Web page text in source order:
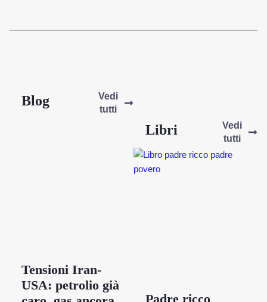
Blog
Vedi
tutti
Tensioni Iran-
USA: petrolio già
Libri
Vedi
tutti
Padre ricco